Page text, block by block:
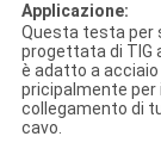
Applicazione:
Questa testa per
progettata di TIG
è adatto a
pricipalmente per
collegamento di
cavo.